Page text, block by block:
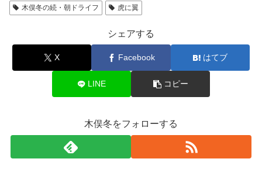
木俣冬の続・朝ドライフ
虎に翼
シェアする
X Facebook はてブ
LINE コピー
木俣冬をフォローする